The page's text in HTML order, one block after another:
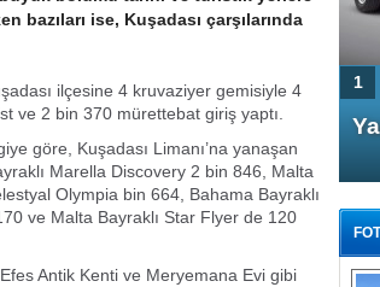
bazıları ise, Kuşadası çarşılarında
ilçesine 4 kruvaziyer gemisiyle 4
ve 2 bin 370 mürettebat giriş yaptı.
göre, Kuşadası Limanı’na yanaşan
Marella Discovery 2 bin 846, Malta
Olympia bin 664, Bahama Bayraklı
ve Malta Bayraklı Star Flyer de 120
Antik Kenti ve Meryemana Evi gibi
4 Kapılı AMG GT Coupe
Türkiye'de satışa çıktı
1